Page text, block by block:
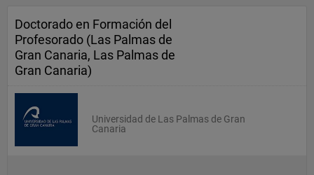
Doctorado en Formación del
Profesorado (Las Palmas de
Gran Canaria, Las Palmas de
Gran Canaria)
Universidad de Las Palmas de Gran
Canaria